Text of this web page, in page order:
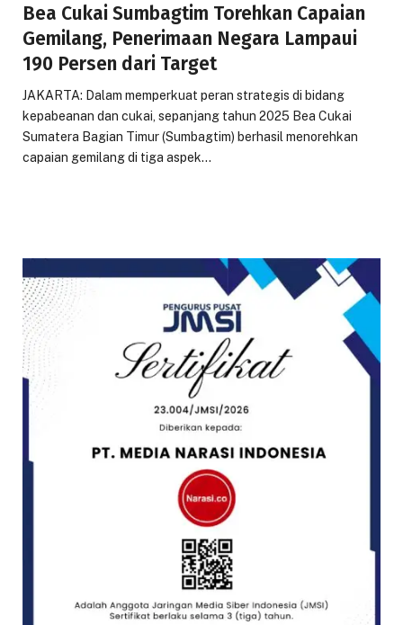
Bea Cukai Sumbagtim Torehkan Capaian
Gemilang, Penerimaan Negara Lampaui
190 Persen dari Target
JAKARTA: Dalam memperkuat peran strategis di bidang
kepabeanan dan cukai, sepanjang tahun 2025 Bea Cukai
Sumatera Bagian Timur (Sumbagtim) berhasil menorehkan
capaian gemilang di tiga aspek…